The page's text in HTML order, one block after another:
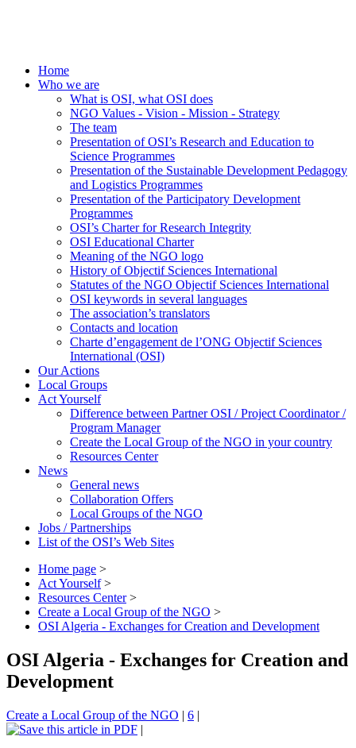
Home
Who we are
What is OSI, what OSI does
NGO Values - Vision - Mission - Strategy
The team
Presentation of OSI’s Research and Education to
Science Programmes
Presentation of the Sustainable Development Pedagogy
and Logistics Programmes
Presentation of the Participatory Development
Programmes
OSI’s Charter for Research Integrity
OSI Educational Charter
Meaning of the NGO logo
History of Objectif Sciences International
Statutes of the NGO Objectif Sciences International
OSI keywords in several languages
The association’s translators
Contacts and location
Charte d’engagement de l’ONG Objectif Sciences
International (OSI)
Our Actions
Local Groups
Act Yourself
Difference between Partner OSI / Project Coordinator /
Program Manager
Create the Local Group of the NGO in your country
Resources Center
News
General news
Collaboration Offers
Local Groups of the NGO
Jobs / Partnerships
List of the OSI’s Web Sites
Home page >
Act Yourself >
Resources Center >
Create a Local Group of the NGO >
OSI Algeria - Exchanges for Creation and Development
OSI Algeria - Exchanges for Creation and
Development
Create a Local Group of the NGO | 6 |
|